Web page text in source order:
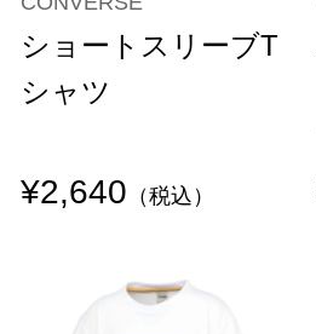
ショートスリーブT
シャツ
¥2,640 （税込）